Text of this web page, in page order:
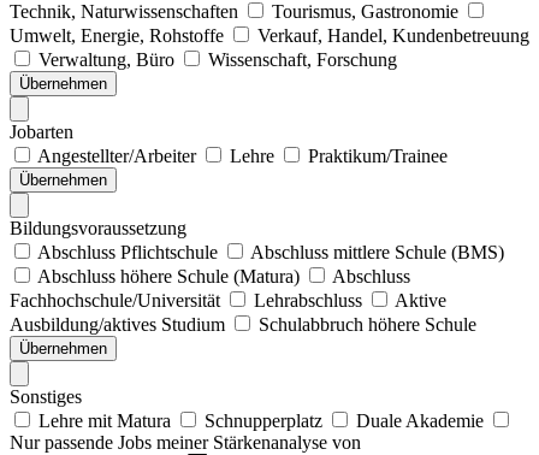
Technik, Naturwissenschaften
Tourismus, Gastronomie
Umwelt, Energie, Rohstoffe
Verkauf, Handel, Kundenbetreuung
Verwaltung, Büro
Wissenschaft, Forschung
Übernehmen
Jobarten
Angestellter/Arbeiter
Lehre Praktikum/Trainee
Übernehmen
Bildungsvoraussetzung
Abschluss Pflichtschule
Abschluss mittlere Schule (BMS)
Abschluss höhere Schule (Matura)
Abschluss
Fachhochschule/Universität
Lehrabschluss
Aktive
Ausbildung/aktives Studium
Schulabbruch höhere Schule
Übernehmen
Sonstiges
Lehre mit Matura
Schnupperplatz
Duale Akademie
Nur passende Jobs meiner Stärkenanalyse von